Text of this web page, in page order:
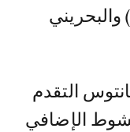
للمغربي المهدي برحمة (د 48) والبحريني
التقدم
الإضافي